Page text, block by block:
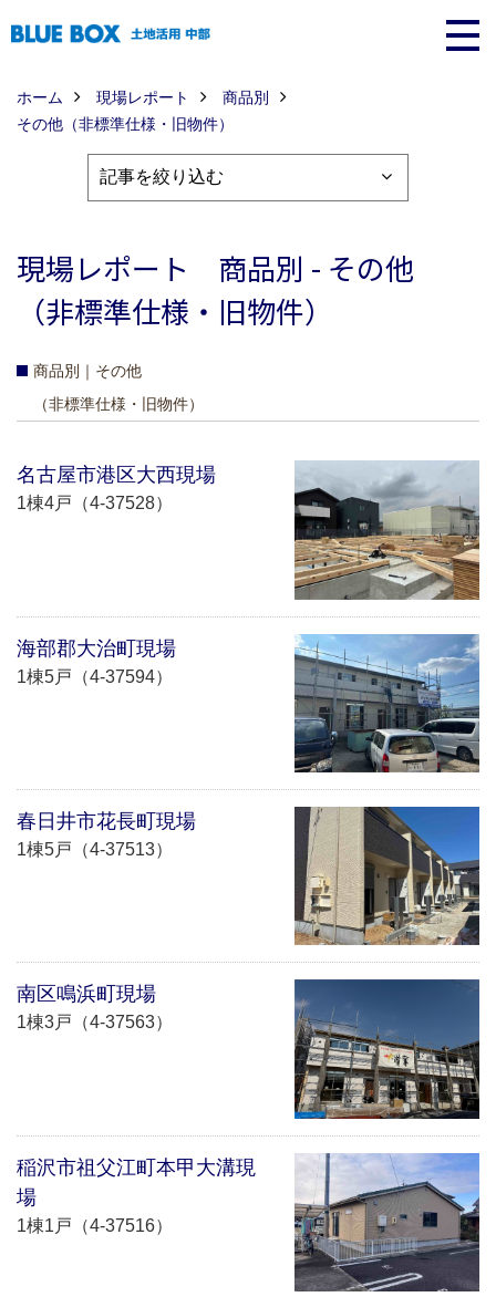
ホーム 現場レポート
商品別
その他 （非標準仕様・旧物件）
現場レポート 商品別 - その他
（非標準仕様・旧物件）
商品別｜その他
（非標準仕様・旧物件）
名古屋市港区大西現場
1棟4戸（4-37528）
海部郡大治町現場
1棟5戸（4-37594）
春日井市花長町現場
1棟5戸（4-37513）
南区鳴浜町現場
1棟3戸（4-37563）
稲沢市祖父江町本甲大溝現
場
1棟1戸（4-37516）